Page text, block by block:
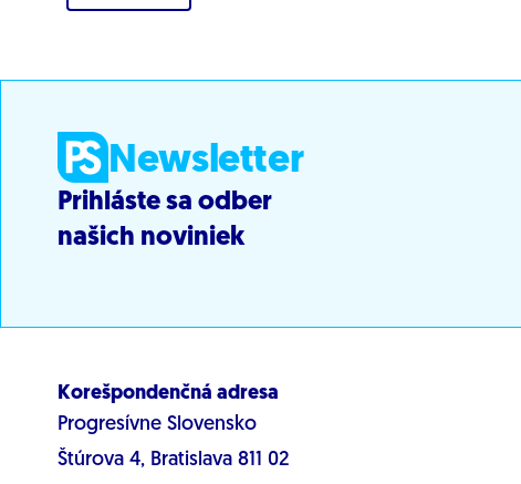
Newsletter
Prihláste sa odber
našich noviniek
Korešpondenčná adresa
Progresívne Slovensko
Štúrova 4, Bratislava 811 02